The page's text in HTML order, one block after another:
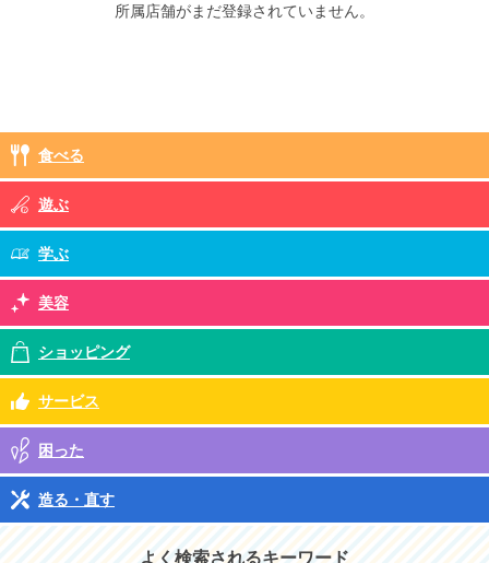
所属店舗がまだ登録されていません。
食べる
遊ぶ
学ぶ
美容
ショッピング
サービス
困った
造る・直す
よく検索されるキーワード